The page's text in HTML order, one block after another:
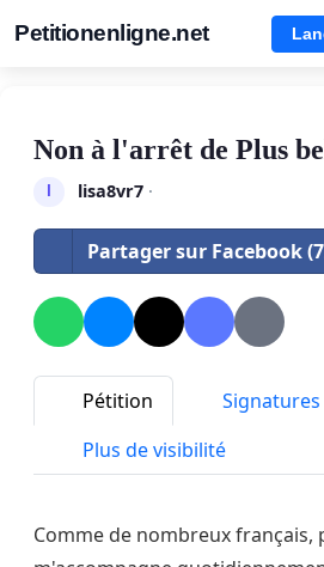
Petitionenligne.net
Non à l'arrêt de Plus
l lisa8vr7·
Partager sur Facebook
Pétition Signatures
Plus de visibilité
Comme de nombreux français,